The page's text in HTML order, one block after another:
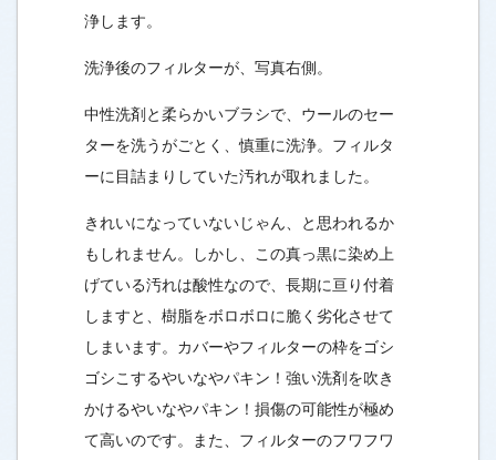
浄します。
洗浄後のフィルターが、写真右側。
中性洗剤と柔らかいブラシで、ウールのセー
ターを洗うがごとく、慎重に洗浄。フィルタ
ーに目詰まりしていた汚れが取れました。
きれいになっていないじゃん、と思われるか
もしれません。しかし、この真っ黒に染め上
げている汚れは酸性なので、長期に亘り付着
しますと、樹脂をボロボロに脆く劣化させて
しまいます。カバーやフィルターの枠をゴシ
ゴシこするやいなやパキン！強い洗剤を吹き
かけるやいなやパキン！損傷の可能性が極め
て高いのです。また、フィルターのフワフワ